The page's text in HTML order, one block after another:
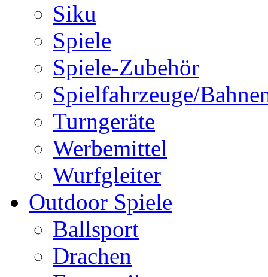
Siku
Spiele
Spiele-Zubehör
Spielfahrzeuge/
Turngeräte
Werbemittel
Wurfgleiter
Outdoor Spiele
Ballsport
Drachen